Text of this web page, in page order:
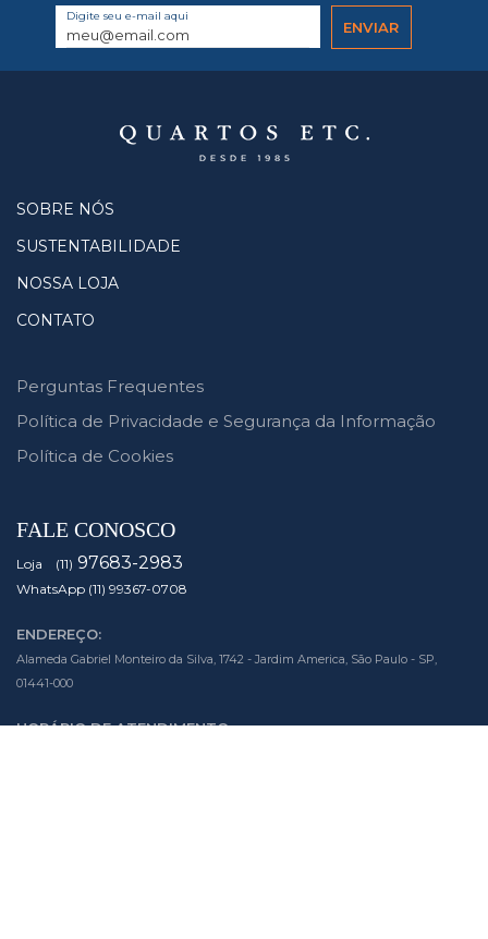
Digite seu e-mail aqui
SOBRE NÓS
SUSTENTABILIDADE
NOSSA LOJA
CONTATO
Perguntas Frequentes
Política de Privacidade e Segurança da Informação
Política de Cookies
FALE CONOSCO
Loja (11) 97683-2983
WhatsApp (11) 99367-0708
ENDEREÇO:
Alameda Gabriel Monteiro da Silva, 1742 - Jardim America, São Paulo - SP,
01441-000
HORÁRIO DE ATENDIMENTO: